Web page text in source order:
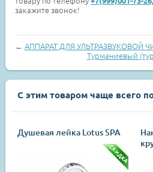
закажите звонок!
←АППАРАТ ДЛЯ УЛЬТРАЗВУКОВОЙ
Турманиевый
С этим товаром чаще всего
Душевая лейка Lotus SPA